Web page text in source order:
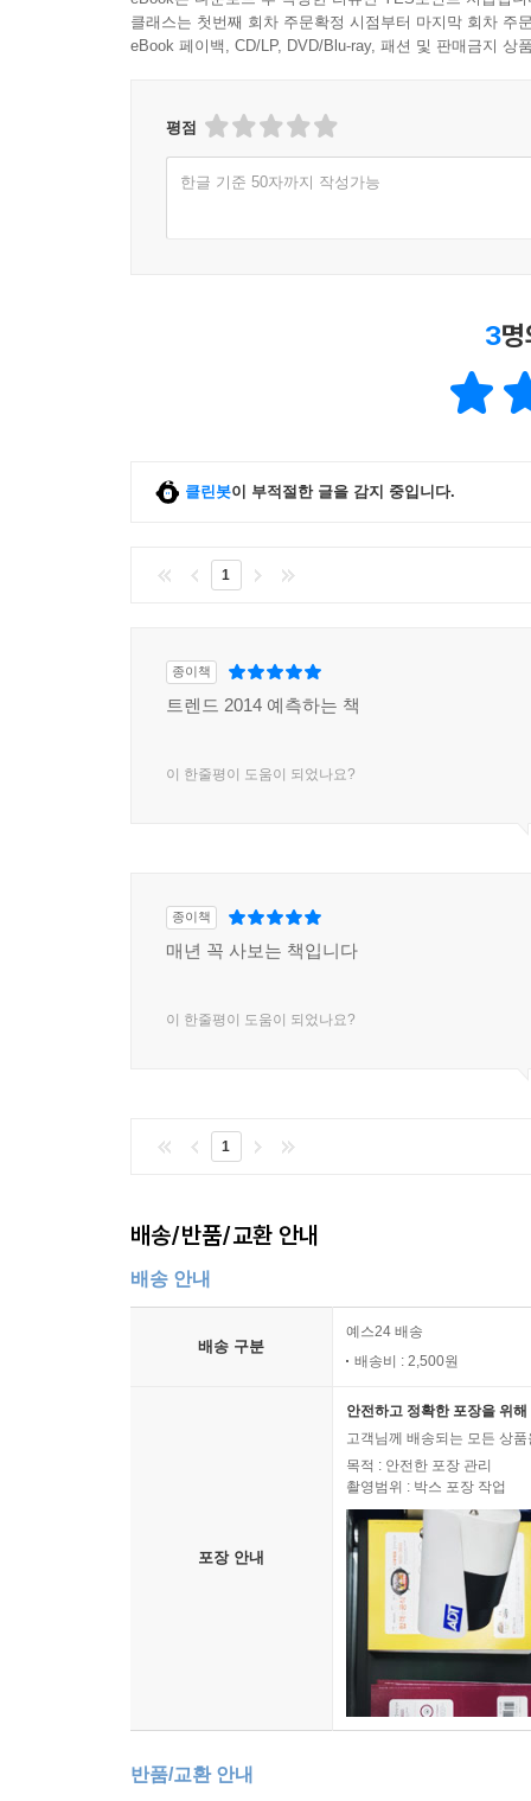
클래스는 첫번째 회차 주문확정 시점부터 마지막 회차 주
eBook 페이백, CD/LP, DVD/Blu-ray, 패션 및 판매금지 상
평점
한글 기준 50자까지 작성가능
3
클린봇이 부적절한 글을 감지 중입니다.
1
종이책
트렌드 2014 예측하는 책
이 한줄평이 도움이 되었나요?
종이책
매년 꼭 사보는 책입니다
이 한줄평이 도움이 되었나요?
1
배송/반품/교환 안내
배송 안내
배송 구분
예스24 배송
배송비 : 2,500원
포장 안내
안전하고 정확한 포장을 위
고객님께 배송되는 모든 상
목적 : 안전한 포장 관리
촬영범위 : 박스 포장 작업
반품/교환 안내